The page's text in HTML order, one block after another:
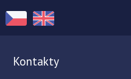
Kontakty